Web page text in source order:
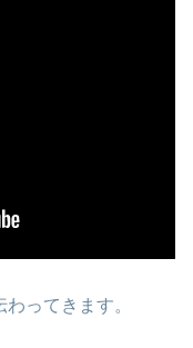
ってきます。